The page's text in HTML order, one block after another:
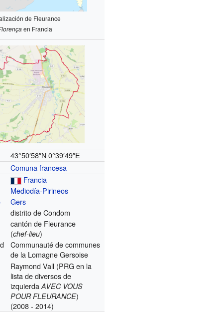
de Fleurance
en Francia
43°50′58″N 0°39′49″E
Comuna francesa
Francia
Mediodía-Pirineos
Gers
distrito de Condom
cantón de Fleurance
(chef-lieu)
Communauté de communes
de la Lomagne Gersoise
Raymond Vall (PRG en la
lista de diversos de
izquierdaAVEC VOUS
POUR FLEURANCE)
(2008 - 2014)